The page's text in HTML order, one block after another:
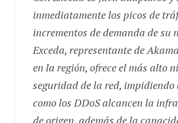
inmediatamente los picos de
incrementos de demanda de su
Exceda, representante de
en la región, ofrece el más alto
seguridad de la red, impidiendo
como los DDoS alcancen la
de origen, además de la